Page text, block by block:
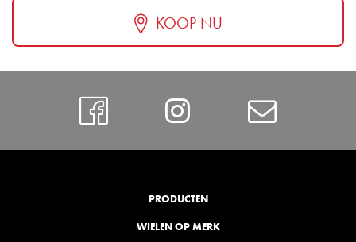
KOOP NU
FacebookInstagram
PRODUCTEN
WIELEN OP MERK